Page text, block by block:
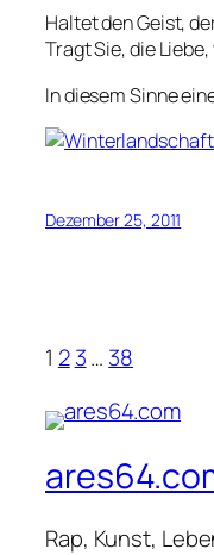
Haltet den Geist,
Tragt Sie, die
In diesem Sinne
Dezember 25, 2011
1 2 3… 38
Rap, Kunst,